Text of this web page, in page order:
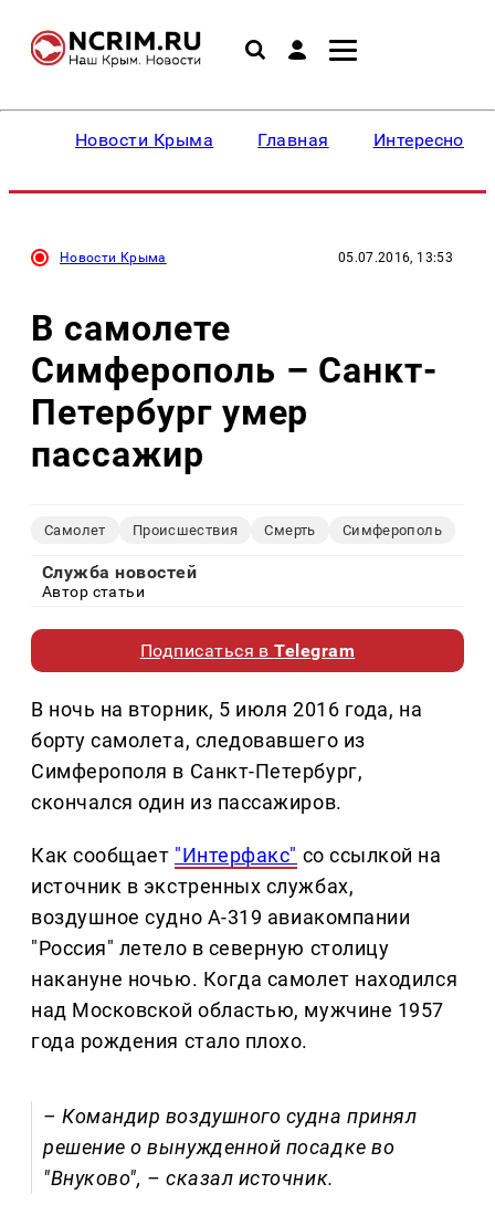
Новости Крыма Главная Интересное
Новости Крыма 05.07.2016, 13:53
В самолете
Симферополь – Санкт-
Петербург умер
пассажир
Самолет Происшествия Смерть Симферополь
Служба новостей
Автор статьи
Подписаться вTelegram
В ночь на вторник, 5 июля 2016 года, на
борту самолета, следовавшего из
Симферополя в Санкт-Петербург,
скончался один из пассажиров.
Как сообщает "Интерфакс" со ссылкой на
источник в экстренных службах,
воздушное судно А-319 авиакомпании
"Россия" летело в северную столицу
накануне ночью. Когда самолет находился
над Московской областью, мужчине 1957
года рождения стало плохо.
– Командир воздушного судна принял
решение о вынужденной посадке во
"Внуково", – сказал источник.